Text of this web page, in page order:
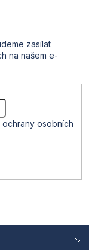
zasílat
na našem e-
ochrany osobních